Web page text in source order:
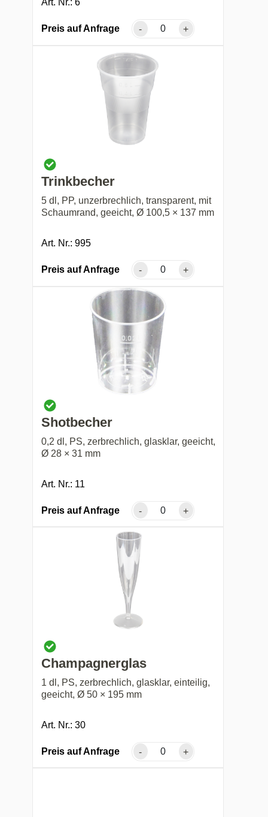
Preis auf Anfrage - +
Trinkbecher
5 dl, PP, unzerbrechlich, transparent, mit
Schaumrand, geeicht, Ø 100,5 × 137 mm
Art. Nr.: 995
Preis auf Anfrage - +
Shotbecher
0,2 dl, PS, zerbrechlich, glasklar, geeicht,
Ø 28 × 31 mm
Art. Nr.: 11
Preis auf Anfrage - +
Champagnerglas
1 dl, PS, zerbrechlich, glasklar, einteilig,
geeicht, Ø 50 × 195 mm
Art. Nr.: 30
Preis auf Anfrage - +